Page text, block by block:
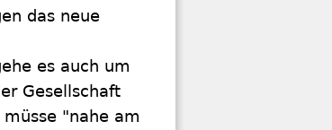
das neue
es auch um
Gesellschaft
"nahe am